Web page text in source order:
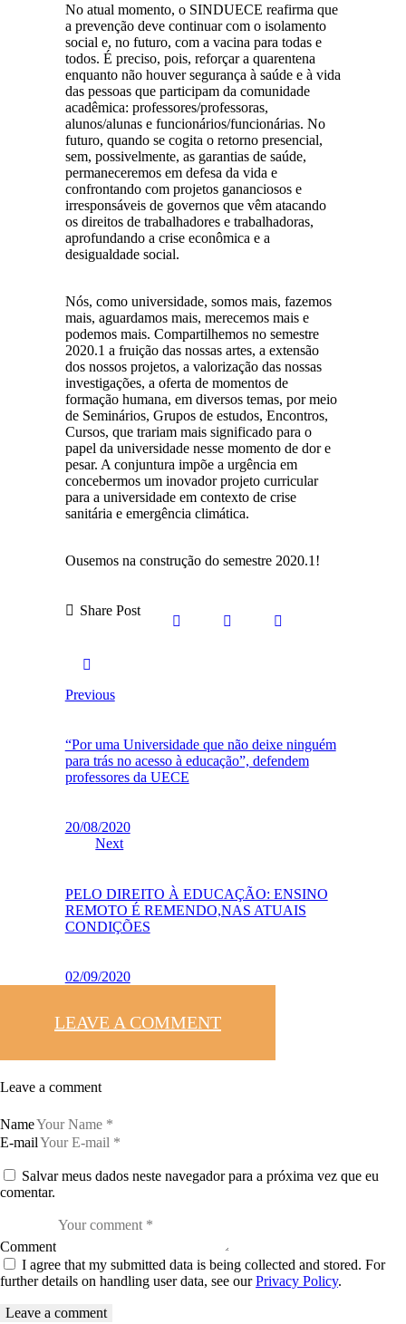
No atual momento, o SINDUECE reafirma que
a prevenção deve continuar com o isolamento
social e, no futuro, com a vacina para todas e
todos. É preciso, pois, reforçar a quarentena
enquanto não houver segurança à saúde e à vida
das pessoas que participam da comunidade
acadêmica: professores/professoras,
alunos/alunas e funcionários/funcionárias. No
futuro, quando se cogita o retorno presencial,
sem, possivelmente, as garantias de saúde,
permaneceremos em defesa da vida e
confrontando com projetos gananciosos e
irresponsáveis de governos que vêm atacando
os direitos de trabalhadores e trabalhadoras,
aprofundando a crise econômica e a
desigualdade social.
Nós, como universidade, somos mais, fazemos
mais, aguardamos mais, merecemos mais e
podemos mais. Compartilhemos no semestre
2020.1 a fruição das nossas artes, a extensão
dos nossos projetos, a valorização das nossas
investigações, a oferta de momentos de
formação humana, em diversos temas, por meio
de Seminários, Grupos de estudos, Encontros,
Cursos, que trariam mais significado para o
papel da universidade nesse momento de dor e
pesar. A conjuntura impõe a urgência em
concebermos um inovador projeto curricular
para a universidade em contexto de crise
sanitária e emergência climática.
Ousemos na construção do semestre 2020.1!
Share Post
Previous
“Por uma Universidade que não deixe ninguém
para trás no acesso à educação”, defendem
professores da UECE
20/08/2020
Next
PELO DIREITO À EDUCAÇÃO: ENSINO
REMOTO É REMENDO,NAS ATUAIS
CONDIÇÕES
02/09/2020
LEAVE A COMMENT
Leave a comment
Name
E-mail
Salvar meus dados neste navegador para a próxima vez que eu
comentar.
Comment
I agree that my submitted data is being collected and stored. For
further details on handling user data, see ourPrivacy Policy.